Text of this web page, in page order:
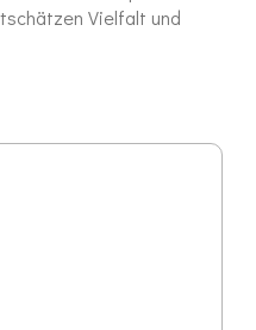
Vielfalt und